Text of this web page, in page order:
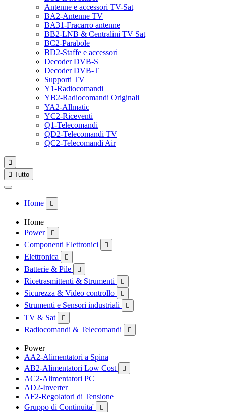
Antenne e accessori TV-Sat
BA2-Antenne TV
BA31-Fracarro antenne
BB2-LNB & Centralini TV Sat
BC2-Parabole
BD2-Staffe e accessori
Decoder DVB-S
Decoder DVB-T
Supporti TV
Y1-Radiocomandi
YB2-Radiocomandi Originali
YA2-Allmatic
YC2-Riceventi
Q1-Telecomandi
QD2-Telecomandi TV
QC2-Telecomandi Air

 Tutto
Home 
Home
Power

Componenti Elettronici 
Elettronica 
Batterie & Pile 
Ricetrasmittenti & Strumenti 
Sicurezza & Video controllo 
Strumenti e Sensori industriali 
TV & Sat 
Radiocomandi & Telecomandi 
Power
AA2-Alimentatori a Spina
AB2-Alimentatori Low Cost

AC2-Alimentatori PC
AD2-Inverter
AF2-Regolatori di Tensione
Gruppo di Continuita'
